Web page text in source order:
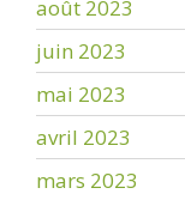
août 2023
juin 2023
mai 2023
avril 2023
mars 2023